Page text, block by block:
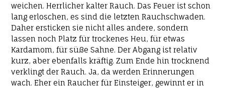
weichen. Herrlicher kalter Rauch. Das Feuer ist schon
lang erloschen, es sind die letzten Rauchschwaden.
Daher ersticken sie nicht alles andere, sondern
lassen noch Platz für trockenes Heu, für etwas
Kardamom, für süße Sahne. Der Abgang ist relativ
kurz, aber ebenfalls kräftig. Zum Ende hin trocknend
verklingt der Rauch. Ja, da werden Erinnerungen
wach. Eher ein Raucher für Einsteiger, gewinnt er in